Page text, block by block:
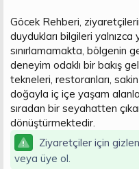
Göcek Rehberi,
duydukları bilgileri
sınırlamamakta, bölgenin
deneyim odaklı bir bakış
tekneleri, restoranları,
doğayla iç içe yaşam
sıradan bir seyahatten
dönüştürmektedir.
Ziyaretçiler için
veya üye ol.